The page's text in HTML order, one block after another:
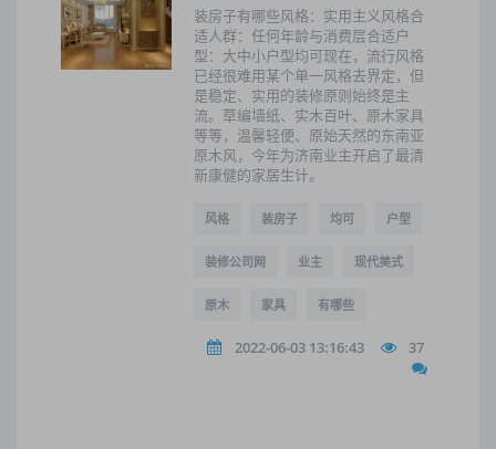
装房子有哪些风格：实用主义风格合
适人群：任何年龄与消费层合适户
型：大中小户型均可现在，流行风格
已经很难用某个单一风格去界定，但
是稳定、实用的装修原则始终是主
流。草编墙纸、实木百叶、原木家具
等等，温馨轻便、原始天然的东南亚
原木风，今年为济南业主开启了最清
新康健的家居生计。
风格 装房子 均可 户型
装修公司网 业主 现代美式
原木 家具 有哪些
2022-06-03 13:16:43 37